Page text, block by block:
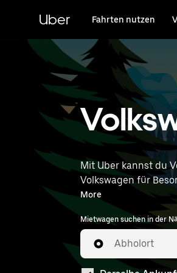
HauptinhaltUber Fahrten nutzen
Mit Uber kannst du
Volkswagen für
Wünschen entsprechen. Gib deine Zeit- und Standortangaben (z. B. Hamburg Airport) ein, um Volkswagen-
More
Mietwagen suchen in der
Abholort